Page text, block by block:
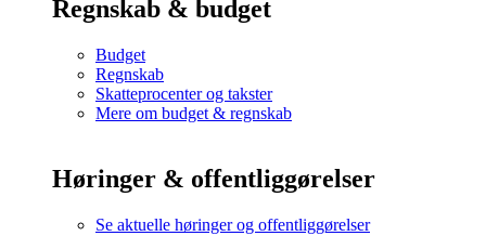
Regnskab & budget
Budget
Regnskab
Skatteprocenter og takster
Mere om budget & regnskab
Høringer & offentliggørelser
Se aktuelle høringer og offentliggørelser